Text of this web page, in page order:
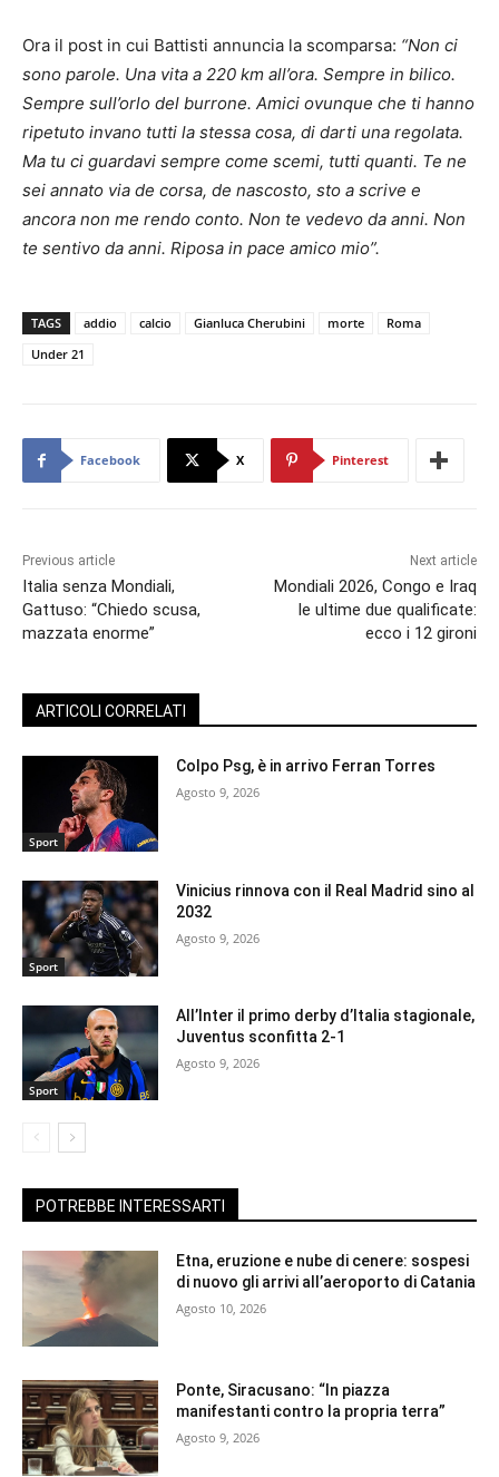
Ora il post in cui Battisti annuncia la scomparsa: “Non ci
sono parole. Una vita a 220 km all’ora. Sempre in bilico.
Sempre sull’orlo del burrone. Amici ovunque che ti hanno
ripetuto invano tutti la stessa cosa, di darti una regolata.
Ma tu ci guardavi sempre come scemi, tutti quanti. Te ne
sei annato via de corsa, de nascosto, sto a scrive e
ancora non me rendo conto. Non te vedevo da anni. Non
te sentivo da anni. Riposa in pace amico mio”.
TAGS addio calcio Gianluca Cherubini morte
Roma
Under 21
Facebook X Pinterest
Previous article
Italia senza Mondiali,
Gattuso: “Chiedo scusa,
mazzata enorme”
Next article
Mondiali 2026, Congo e Iraq
le ultime due qualificate:
ecco i 12 gironi
ARTICOLI CORRELATI
Sport
Colpo Psg, è in arrivo Ferran Torres
Agosto 9, 2026
Sport
Vinicius rinnova con il Real Madrid sino al
2032
Agosto 9, 2026
Sport
All’Inter il primo derby d’Italia stagionale,
Juventus sconfitta 2-1
Agosto 9, 2026
POTREBBE INTERESSARTI
Etna, eruzione e nube di cenere: sospesi
di nuovo gli arrivi all’aeroporto di Catania
Agosto 10, 2026
Ponte, Siracusano: “In piazza
manifestanti contro la propria terra”
Agosto 9, 2026